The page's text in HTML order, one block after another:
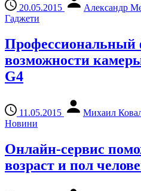
20.05.2015
Александр
Гаджети
Профессиональный
возможности
G4
11.05.2015
Михаил
Новини
Онлайн-сервис
возраст и пол